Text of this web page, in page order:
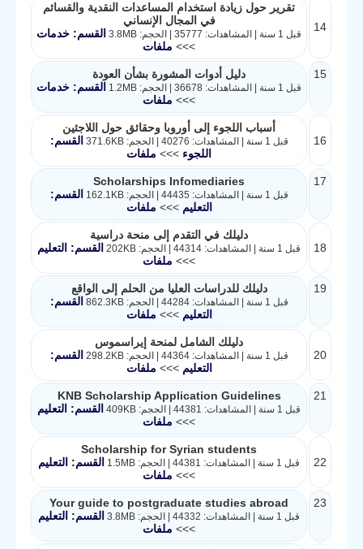
14
تقرير حول زيادة استخدام المساعدات النقدية والقسائم
في المجال الإنساني
قبل 1 سنة | المشاهدات: 35777 | الحجم: 3.8MB
القسم: خدمات
>>> ملفات
15 ​دليل أدوات المشورة بشأن العودة​
قبل 1 سنة | المشاهدات: 36678 | الحجم: 1.2MB
القسم: خدمات
>>> ملفات
16
أسباب اللجوء إلى أوروبا وحقائق حول اللاجئين
قبل 1 سنة | المشاهدات: 40276 | الحجم: 371.6KB
القسم:
اللجوء >>> ملفات
17
Scholarships Infomediaries
قبل 1 سنة | المشاهدات: 44435 | الحجم: 162.1KB
القسم:
التعليم>>> ملفات
18
دليلك في التقدم إلى منحة دراسية
قبل 1 سنة | المشاهدات: 44314 | الحجم: 202KB
القسم: التعليم
>>> ملفات
19 دليلك للدراسات العليا من الحلم إلى الواقع
قبل 1 سنة | المشاهدات: 44284 | الحجم: 862.3KB
القسم:
التعليم>>> ملفات
20
دليلك الشامل لمنحة إيراسموس
قبل 1 سنة | المشاهدات: 44364 | الحجم: 298.2KB
القسم:
التعليم>>> ملفات
21
KNB Scholarship Application Guidelines
قبل 1 سنة | المشاهدات: 44381 | الحجم: 409KB
القسم: التعليم
>>> ملفات
22
Scholarship for Syrian students
قبل 1 سنة | المشاهدات: 44381 | الحجم: 1.5MB
القسم: التعليم
>>> ملفات
23
Your guide to postgraduate studies abroad
قبل 1 سنة | المشاهدات: 44332 | الحجم: 3.8MB
القسم: التعليم
>>> ملفات